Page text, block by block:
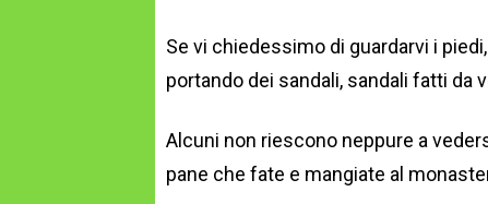
Se vi chiedessimo di guardarvi i
portando dei sandali, sandali fatti da
Alcuni non riescono neppure a
pane che fate e mangiate al